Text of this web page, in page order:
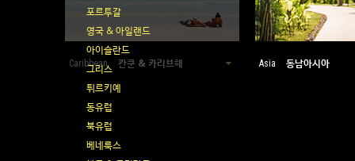
포르투갈
영국 & 아일랜드
아이슬란드
그리스
튀르키예
동유럽
북유럽
베네룩스
Caribbean 칸쿤 & 카리브해 Asia 동남아시아